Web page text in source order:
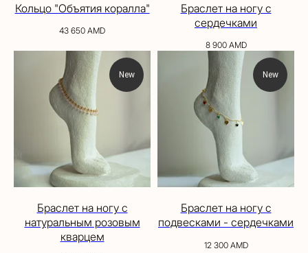
Кольцо "Объятия коралла"
43 650 AMD
Браслет на ногу с
сердечками
8 900 AMD
New
Браслет на ногу с
натуральным розовым
кварцем
New
Браслет на ногу с
подвесками - сердечками
12 300 AMD